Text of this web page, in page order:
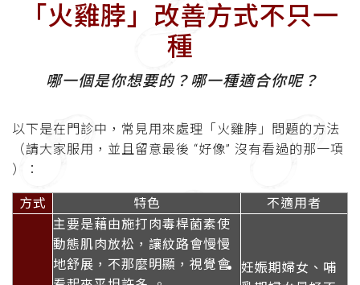
「火雞脖」改善方式不只一
種
哪一個是你想要的？哪一種適合你呢？
以下是在門診中，常見用來處理「火雞脖」問題的方法
（請大家服用，並且留意最後 “好像” 沒有看過的那一項
）：
方式 特色 不適用者
主要是藉由施打肉毒桿菌素使
動態肌肉放松，讓紋路會慢慢
地舒展，不那麼明顯，視覺會
妊娠期婦女、哺